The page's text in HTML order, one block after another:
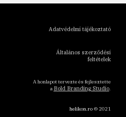
Adatvédelmi tájékoztató
Általános szerződési
feltételek
A honlapot tervezte és fejlesztette
a Bold Branding Studio.
helikon.ro© 2021